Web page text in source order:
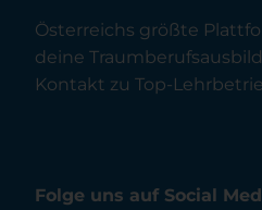
Österreichs größte
deine
Kontakt zu Top-
Folge uns auf Social